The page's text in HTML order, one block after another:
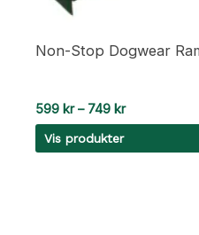
Non-Stop Dogwear
599 kr – 749 krPrisområde:
599 kr
til
749 kr
Vis produkter